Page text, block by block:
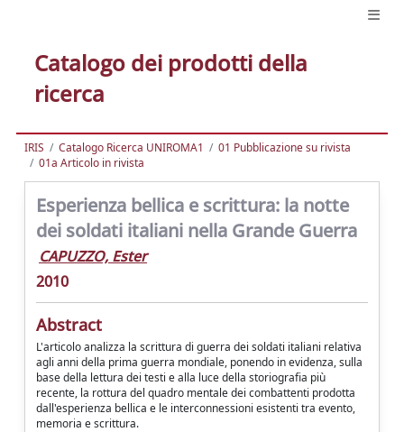
Catalogo dei prodotti della
ricerca
IRIS Catalogo Ricerca UNIROMA1
01 Pubblicazione su rivista
01a Articolo in rivista
Esperienza bellica e scrittura: la notte
dei soldati italiani nella Grande Guerra
CAPUZZO, Ester
2010
Abstract
L'articolo analizza la scrittura di guerra dei soldati italiani relativa
agli anni della prima guerra mondiale, ponendo in evidenza, sulla
base della lettura dei testi e alla luce della storiografia più
recente, la rottura del quadro mentale dei combattenti prodotta
dall'esperienza bellica e le interconnessioni esistenti tra evento,
memoria e scrittura.